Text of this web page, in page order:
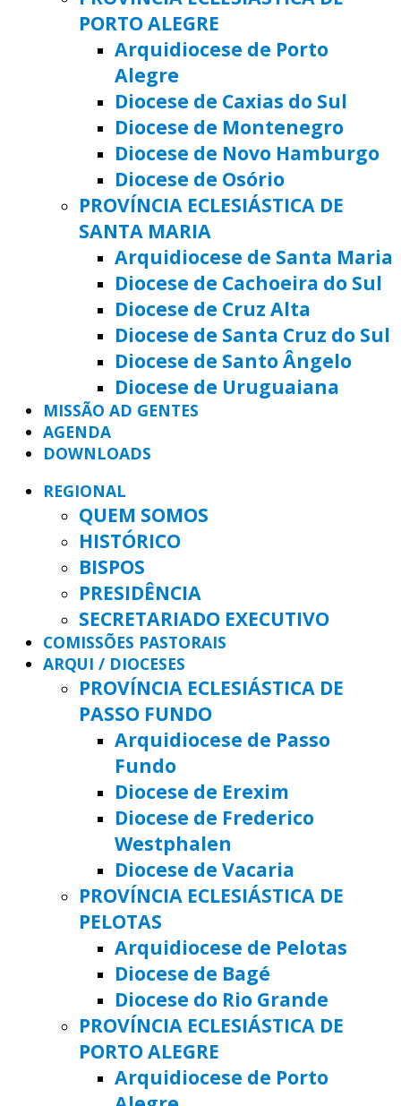
PORTO ALEGRE
Arquidiocese de Porto
Alegre
Diocese de Caxias do Sul
Diocese de Montenegro
Diocese de Novo Hamburgo
Diocese de Osório
PROVÍNCIA ECLESIÁSTICA DE
SANTA MARIA
Arquidiocese de Santa Maria
Diocese de Cachoeira do Sul
Diocese de Cruz Alta
Diocese de Santa Cruz do Sul
Diocese de Santo Ângelo
Diocese de Uruguaiana
MISSÃO AD GENTES
AGENDA
DOWNLOADS
REGIONAL
QUEM SOMOS
HISTÓRICO
BISPOS
PRESIDÊNCIA
SECRETARIADO EXECUTIVO
COMISSÕES PASTORAIS
ARQUI / DIOCESES
PROVÍNCIA ECLESIÁSTICA DE
PASSO FUNDO
Arquidiocese de Passo
Fundo
Diocese de Erexim
Diocese de Frederico
Westphalen
Diocese de Vacaria
PROVÍNCIA ECLESIÁSTICA DE
PELOTAS
Arquidiocese de Pelotas
Diocese de Bagé
Diocese do Rio Grande
PROVÍNCIA ECLESIÁSTICA DE
PORTO ALEGRE
Arquidiocese de Porto